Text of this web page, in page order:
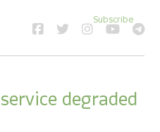
Subscribe
degraded